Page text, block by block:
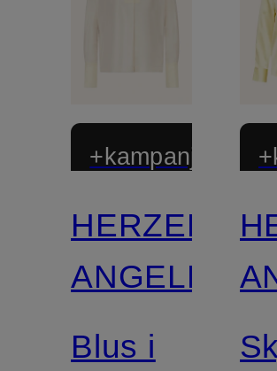
+kampanjrabatt
HERZEN'S
Blus i